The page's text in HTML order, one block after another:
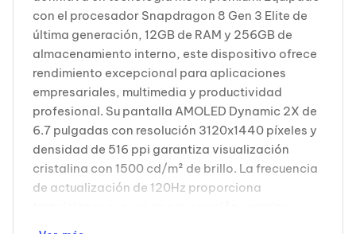
Ultrium
Discos Duros / SSD / NAS
Accesorios para Discos Duros
Gabinetes de Discos Duros
Discos Duros Externos
Discos Duros para NAS
Discos Duros para Videovigilancia
Discos Duros para Servidores
Accesorios para SSD
Gabinetes para SSD
Almacenamiento MSA
Discos Duros Internos para PC
con el procesador Snapdragon 8 Gen 3 Elite de
última generación, 12GB de RAM y 256GB de
almacenamiento interno, este dispositivo ofrece
rendimiento excepcional para aplicaciones
empresariales, multimedia y productividad
profesional. Su pantalla AMOLED Dynamic 2X de
6.7 pulgadas con resolución 3120x1440 píxeles y
densidad de 516 ppi garantiza visualización
cristalina con 1500 cd/m² de brillo. La frecuencia
de actualización de 120Hz proporciona